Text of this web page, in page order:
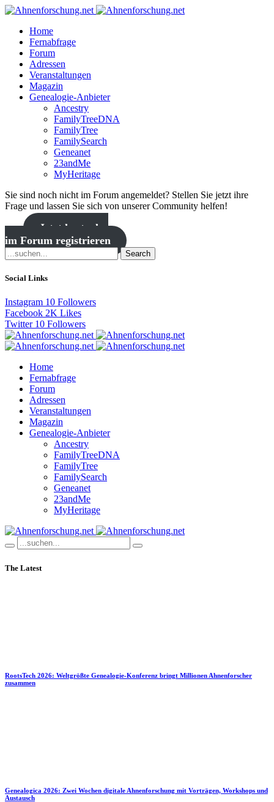
Home
Fernabfrage
Forum
Adressen
Veranstaltungen
Magazin
Genealogie-Anbieter
Ancestry
FamilyTreeDNA
FamilyTree
FamilySearch
Geneanet
23andMe
MyHeritage
Sie sind noch nicht im Forum angemeldet? Stellen Sie jetzt ihre
Frage und lassen Sie sich von unserer Community helfen!
Jetzt kostenlos
im Forum registrieren
Search
Social Links
Instagram 10 Followers
Facebook 2K Likes
Twitter 10 Followers
Home
Fernabfrage
Forum
Adressen
Veranstaltungen
Magazin
Genealogie-Anbieter
Ancestry
FamilyTreeDNA
FamilyTree
FamilySearch
Geneanet
23andMe
MyHeritage
The Latest
RootsTech 2026: Weltgrößte Genealogie-Konferenz bringt Millionen Ahnenforscher
zusammen
Genealogica 2026: Zwei Wochen digitale Ahnenforschung mit Vorträgen, Workshops und
Austausch